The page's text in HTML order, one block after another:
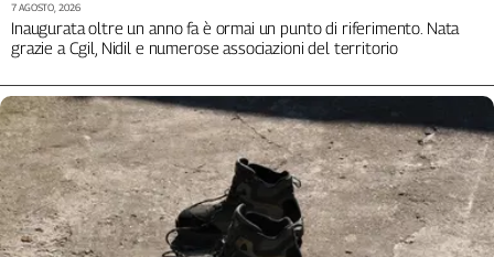
Inaugurata oltre un anno fa è ormai un punto di riferimento. Nata
grazie a Cgil, Nidil e numerose associazioni del territorio
7 AGOSTO, 2026